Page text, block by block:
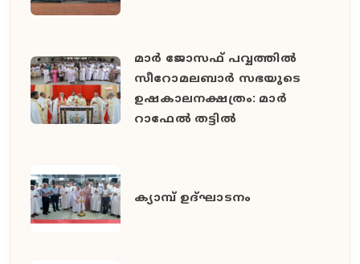
മാർ ജോസഫ് പവ്വത്തിൽ
സീറോമലബാർ സഭയുടെ
ഉഷകാലനക്ഷത്രം: മാർ
റാഫേൽ തട്ടിൽ
ക്യാമ്പ് ഉദ്ഘാടനം